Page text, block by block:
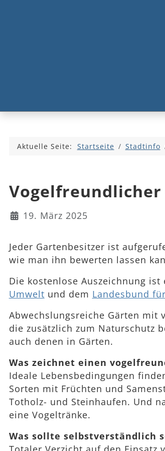
Aktuelle Seite: Startseite Stadtinfo
Details
19. März 2025
Jeder Gartenbesitzer ist
wie man ihn bewerten lassen
Die kostenlose Auszeichnung
Umwelt und dem Landesbund
Abwechslungsreiche Gärten mit
die zusätzlich zum Naturschutz
auch denen in Gärten.
Was zeichnet einen
Ideale Lebensbedingungen
Sorten mit Früchten und
Totholz- und Steinhaufen. Und
eine Vogeltränke.
Was sollte selbstverständlich